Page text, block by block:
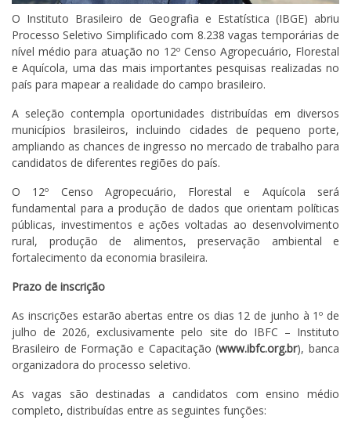
O Instituto Brasileiro de Geografia e Estatística (IBGE) abriu
Processo Seletivo Simplificado com 8.238 vagas temporárias de
nível médio para atuação no 12º Censo Agropecuário, Florestal
e Aquícola, uma das mais importantes pesquisas realizadas no
país para mapear a realidade do campo brasileiro.
A seleção contempla oportunidades distribuídas em diversos
municípios brasileiros, incluindo cidades de pequeno porte,
ampliando as chances de ingresso no mercado de trabalho para
candidatos de diferentes regiões do país.
O 12º Censo Agropecuário, Florestal e Aquícola será
fundamental para a produção de dados que orientam políticas
públicas, investimentos e ações voltadas ao desenvolvimento
rural, produção de alimentos, preservação ambiental e
fortalecimento da economia brasileira.
Prazo de inscrição
As inscrições estarão abertas entre os dias 12 de junho à 1º de
julho de 2026, exclusivamente pelo site do IBFC – Instituto
Brasileiro de Formação e Capacitação (www.ibfc.org.br), banca
organizadora do processo seletivo.
As vagas são destinadas a candidatos com ensino médio
completo, distribuídas entre as seguintes funções: